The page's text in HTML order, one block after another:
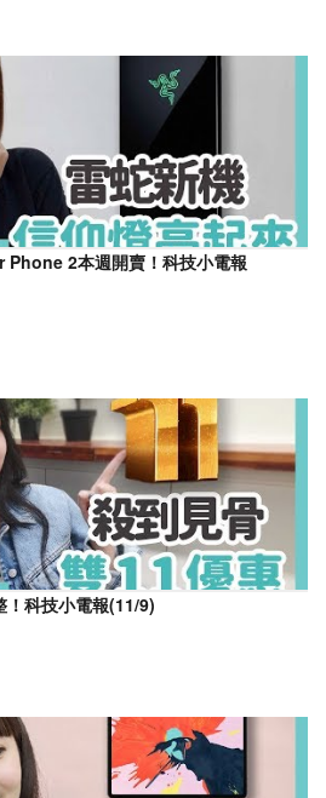
Phone 2本週開賣！科技小電報
！科技小電報(11/9)